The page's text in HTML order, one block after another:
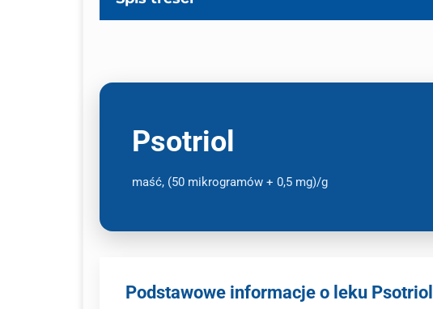
Psotriol
maść, (50 mikrogramów + 0,5 mg)/g
Podstawowe informacje o leku Psotriol